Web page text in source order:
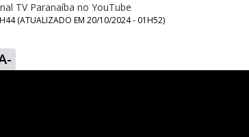
TV Paranaíba no YouTube
(ATUALIZADO EM 20/10/2024 - 01H52)